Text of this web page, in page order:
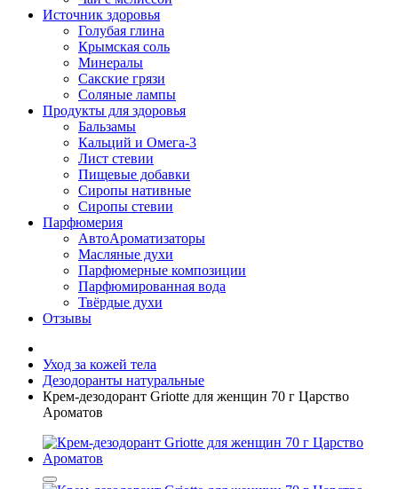
Источник здоровья
Голубая глина
Крымская соль
Минералы
Сакские грязи
Соляные лампы
Продукты для здоровья
Бальзамы
Кальций и Омега-3
Лист стевии
Пищевые добавки
Сиропы нативные
Сиропы стевии
Парфюмерия
АвтоАроматизаторы
Масляные духи
Парфюмерные композиции
Парфюмированная вода
Твёрдые духи
Отзывы
Уход за кожей тела
Дезодоранты натуральные
Крем-дезодорант Griotte для женщин 70 г Царство
Ароматов